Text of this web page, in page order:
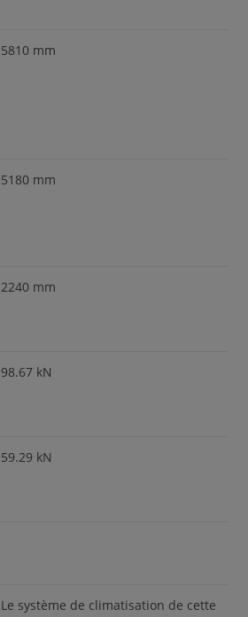
5810 mm
5180 mm
2240 mm
98.67 kN
59.29 kN
Le système de climatisation de cette